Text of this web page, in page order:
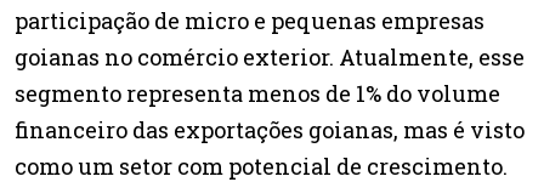
participação de micro e pequenas empresas
goianas no comércio exterior. Atualmente, esse
segmento representa menos de 1% do volume
financeiro das exportações goianas, mas é visto
como um setor com potencial de crescimento.